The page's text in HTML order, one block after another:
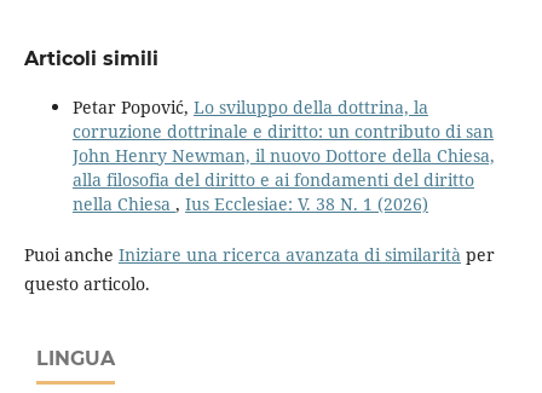
Articoli simili
Petar Popović, Lo sviluppo della dottrina, la
corruzione dottrinale e diritto: un contributo di san
John Henry Newman, il nuovo Dottore della Chiesa,
alla filosofia del diritto e ai fondamenti del diritto
nella Chiesa , Ius Ecclesiae: V. 38 N. 1 (2026)
Puoi anche Iniziare una ricerca avanzata di similaritàper
questo articolo.
LINGUA